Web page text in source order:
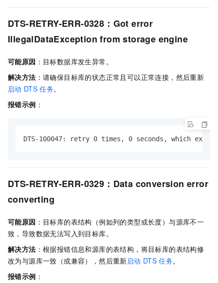
DTS-RETRY-ERR-0328：Got error
IllegalDataException from storage engine
可能原因 ：目标数据库发生异常。
解决方法 ：请确保目标库的状态正常且可以正常连接，然后重新
启动 DTS 任务。
报错示例 ：
DTS-100047: retry 0 times, 0 seconds, which
DTS-RETRY-ERR-0329：Data conversion error
converting
可能原因 ：目标库的表结构（例如列的类型或长度）与源库不一
致，导致数据无法写入到目标库。
解决方法 ：根据报错信息和源库的表结构，将目标库的表结构修
改为与源库一致（或兼容），然后重新启动 DTS 任务。
报错示例 ：